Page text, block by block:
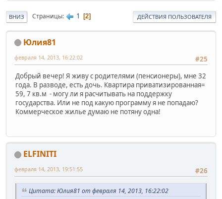
ВНИЗ Страницы 1 2 ДЕЙСТВИЯ ПОЛЬЗОВАТЕЛЯ
Юлия81
#25
февраля 14, 2013, 16:22:02
Добрый вечер! Я живу с родителями (пенсионеры), мне 32
года. В разводе, есть дочь. Квартира приватизированная=
59, 7 кв.м - могу ли я расчитывать на поддержку
государства. Или не под какую программу я не попадаю?
Коммерческое жилье думаю не потяну одна!
ELFINITI
#26
февраля 14, 2013, 19:51:55
Цитата: Юлия81 от февраля 14, 2013, 16:22:02